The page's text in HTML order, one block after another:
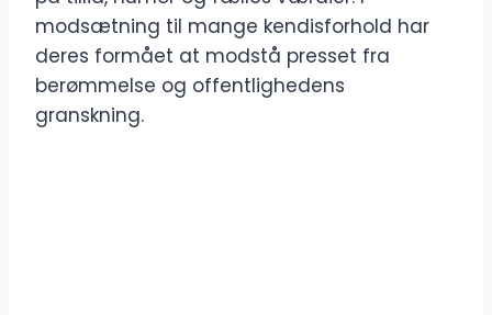
modsætning til mange kendisforhold har
deres formået at modstå presset fra
berømmelse og offentlighedens
granskning.